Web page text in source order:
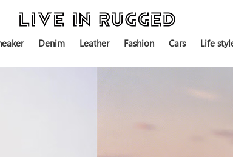
Denim Leather Fashion Cars Life